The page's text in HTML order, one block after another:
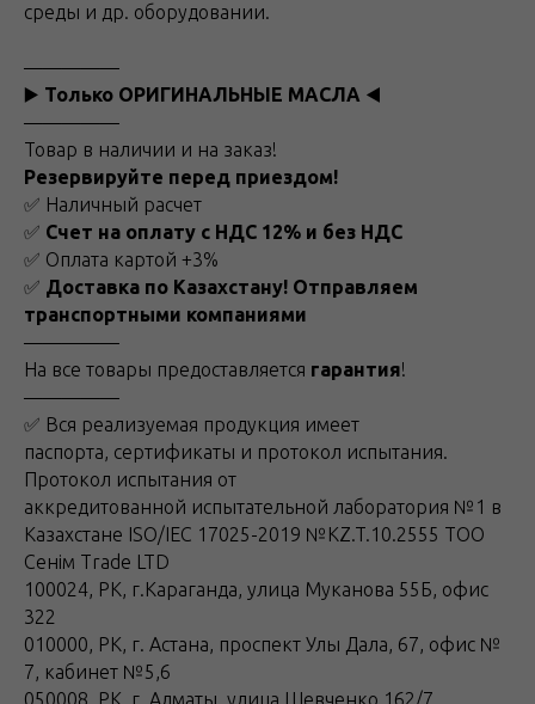
среды и др. оборудовании.
—————
▶️ Только ОРИГИНАЛЬНЫЕ МАСЛА ◀️
—————
Товар в наличии и на заказ!
Резервируйте перед приездом!
✅ Наличный расчет
✅ Счет на оплату с НДС 12% и без НДС
✅ Оплата картой +3%
✅ Доставка по Казахстану! Отправляем
транспортными компаниями
—————
На все товары предоставляется гарантия!
—————
✅ Вся реализуемая продукция имеет
паспорта, сертификаты и протокол испытания.
Протокол испытания от
аккредитованной испытательной лаборатория №1 в
Казахстане ISO/IEC 17025-2019 №KZ.T.10.2555 ТОО
Сенім Trade LTD
100024, РК, г.Караганда, улица Муканова 55Б, офис
322
010000, РК, г. Астана, проспект Улы Дала, 67, офис №
7, кабинет №5,6
050008, РК, г. Алматы, улица Шевченко 162/7,